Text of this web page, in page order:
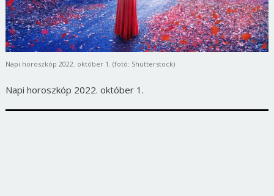
Napi horoszkóp 2022. október 1. (fotó: Shutterstock)
Napi horoszkóp 2022. október 1.